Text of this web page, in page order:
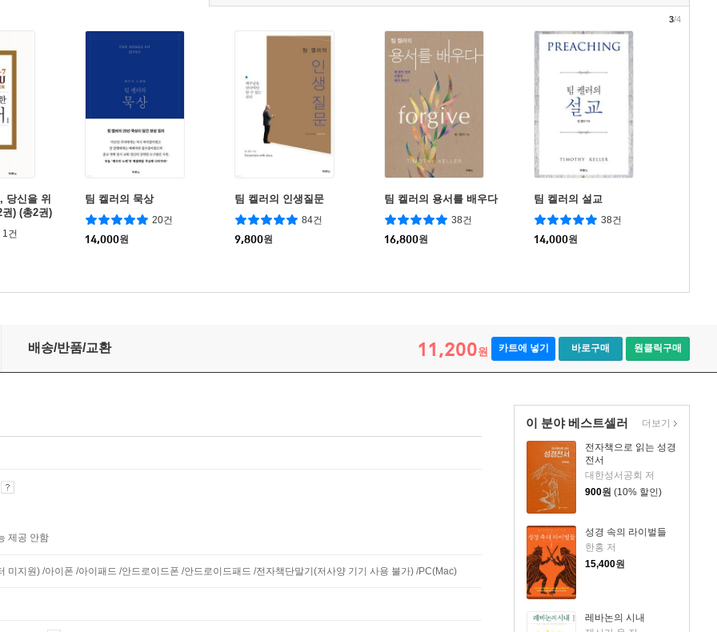
당신을 위
) (총2권)
1건
팀 켈러의 묵상
20건
14,000원
팀 켈러의 인생질문
84건
9,800원
팀 켈러의 용서를 배우다
38건
16,800원
팀 켈러의 설교
38건
14,000원
3/4
배송/반품/교환 11,200원 카트에 넣기 바로구매 원클릭구매
이 분야 베스트셀러
전자책으로 읽는 성경
전서
대한성서공회 저
900원 (10% 할인)
성경 속의 라이벌들
한홍 저
15,400원
레바논의 시내
더보기
제공 안함
미지원) /아이폰 /아이패드 /안드로이드폰 /안드로이드패드 /전자책단말기(저사양 기기 사용 불가) /PC(Mac)